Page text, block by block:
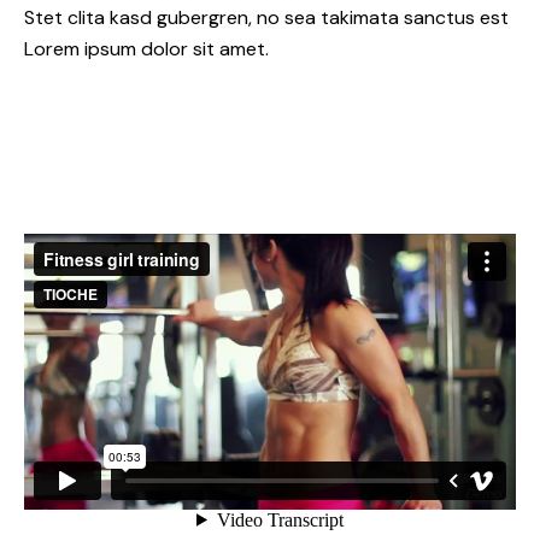
Stet clita kasd gubergren, no sea takimata sanctus est
Lorem ipsum dolor sit amet.